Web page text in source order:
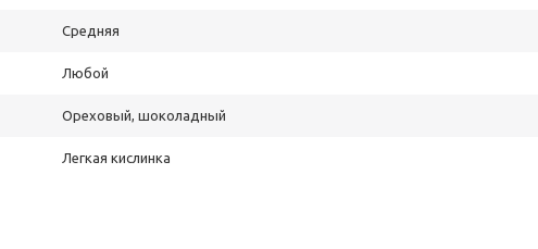
Средняя
Любой
Ореховый, шоколадный
Легкая кислинка